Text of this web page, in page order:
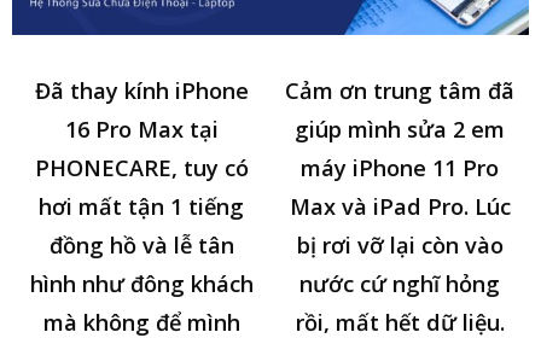
Đã thay kính iPhone
16 Pro Max tại
PHONECARE, tuy có
hơi mất tận 1 tiếng
đồng hồ và lễ tân
hình như đông khách
mà không để mình
Cảm ơn trung tâm đã
giúp mình sửa 2 em
máy iPhone 11 Pro
Max và iPad Pro. Lúc
bị rơi vỡ lại còn vào
nước cứ nghĩ hỏng
rồi, mất hết dữ liệu.